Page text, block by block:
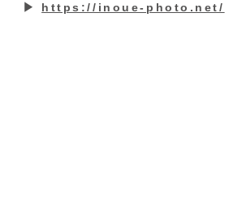
▶ https://inoue-photo.net/